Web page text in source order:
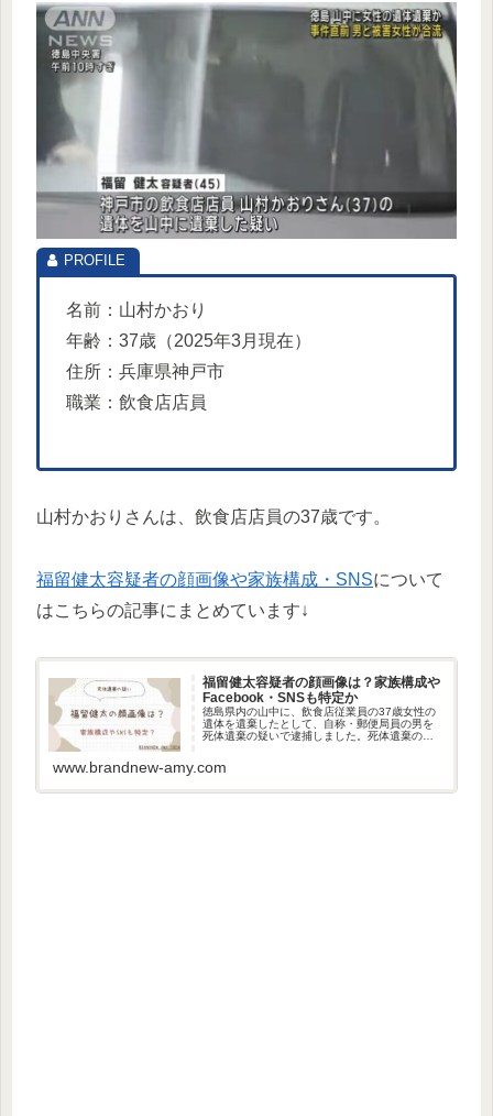
名前：山村かおり
年齢：37歳（2025年3月現在）
住所：兵庫県神戸市
職業：飲食店店員
山村かおりさんは、飲食店店員の37歳です。
福留健太容疑者の顔画像や家族構成・SNSについて
はこちらの記事にまとめています↓
福留健太容疑者の顔画像は？家族構成や
Facebook・SNSも特定か
徳島県内の山中に、飲食店従業員の37歳女性の
遺体を遺棄したとして、自称・郵便局員の男を
死体遺棄の疑いで逮捕しました。死体遺棄の疑
FacebookやSNSについ...
www.brandnew-amy.com